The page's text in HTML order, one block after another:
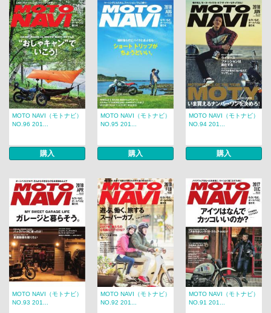
MOTO NAVI（モトナビ）
NO.96 201...
購入
MOTO NAVI（モトナビ）
NO.95 201...
購入
MOTO NAVI（モトナビ）
NO.94 201...
購入
MOTO NAVI（モトナビ）
NO.93 201...
MOTO NAVI（モトナビ）
NO.92 201...
MOTO NAVI（モトナビ）
NO.91 201...